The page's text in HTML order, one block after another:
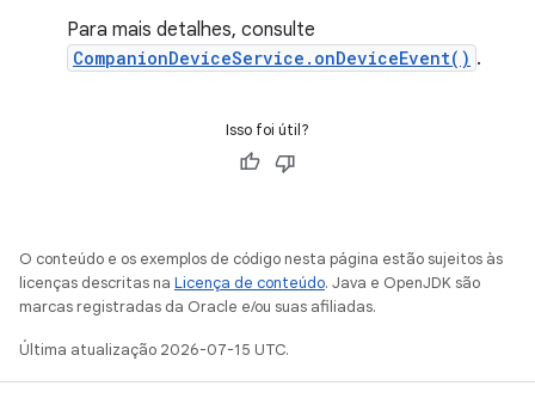
Para mais detalhes, consulte
CompanionDeviceService.onDeviceEvent() .
Isso foi útil?
O conteúdo e os exemplos de código nesta página estão sujeitos às
licenças descritas na Licença de conteúdo. Java e OpenJDK são
marcas registradas da Oracle e/ou suas afiliadas.
Última atualização 2026-07-15 UTC.